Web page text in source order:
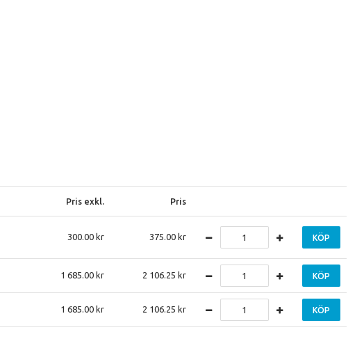
Pris exkl. Pris
300.00 375.00 KÖP
1 685.00 2 106.25 KÖP
1 685.00 2 106.25 KÖP